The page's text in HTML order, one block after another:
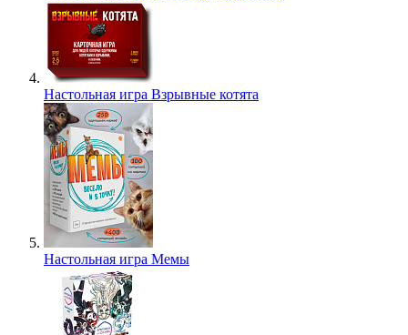
Настольная игра Взрывные котята
Настольная игра Мемы